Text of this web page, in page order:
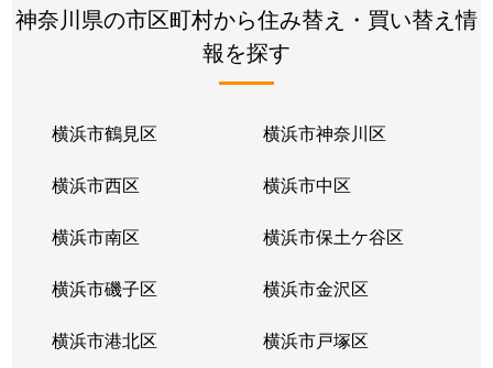
神奈川県の市区町村から住み替え・買い替え情
報を探す
横浜市鶴見区 横浜市神奈川区
横浜市西区 横浜市中区
横浜市南区 横浜市保土ケ谷区
横浜市磯子区 横浜市金沢区
横浜市港北区 横浜市戸塚区